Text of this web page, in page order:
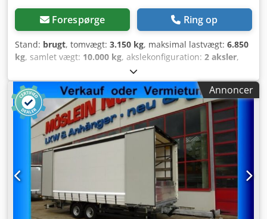
Forespørge Ring op
Stand: brugt, tomvægt: 3.150 kg, maksimal lastvægt: 6.850
kg, samlet vægt: 10.000 kg, akslekonfiguration: 2 aksler,
, længde af lastrum:
læsningsbredde:2.490 mm, lastepladsvolumen:42 m³,
affjedring:luft, dækstørrelse:235/75R17,5, akselafstand:
990 mm
, farve:anden, geartype:anden,
forhjulsdækstørrelse:235/75R17,5, bagdækseldimension:
235/75R17,5, førerhus:anden, emissionsklasse:ingen,
Udstyr:ABS, trykluftbremse
, 14 x surreøjer, 500 mm
sidevægge, -- trykfejl, forbehold for fejl og ændringer,
eksempelbilleder --, Flere data under: !, Flere detaljer: !
Dcjdszrqhaspfx Aggok
Annoncer